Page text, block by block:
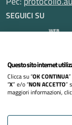
SEGUICI SU
Informativa
Dichiarazione di
Questo sito internet
Clicca su “OK CONTINUA
“X” e/o “NON ACCETTO”
maggiori informazioni,